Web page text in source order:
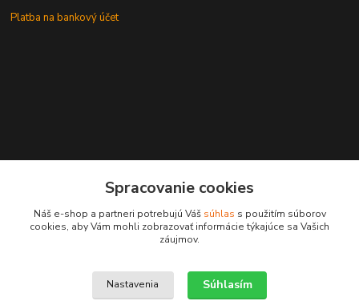
Platba na bankový účet
leksunsro@gmail.com
Upravit sběr cookies.
Spracovanie cookies
Náš e-shop a partneri potrebujú Váš súhlas s použitím súborov
cookies, aby Vám mohli zobrazovať informácie týkajúce sa Vašich
záujmov.
Nastavenia Súhlasím